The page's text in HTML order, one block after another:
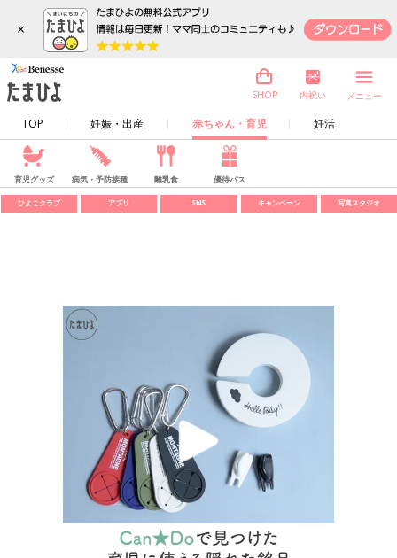
×
TOP 妊娠・出産 赤ちゃん・育児 妊活
SHOP 内祝い メニュー
育児グッズ 病気・予防接種 離乳食 優待パス
ひよこクラブ アプリ SNS キャンペーン 写真スタジオ